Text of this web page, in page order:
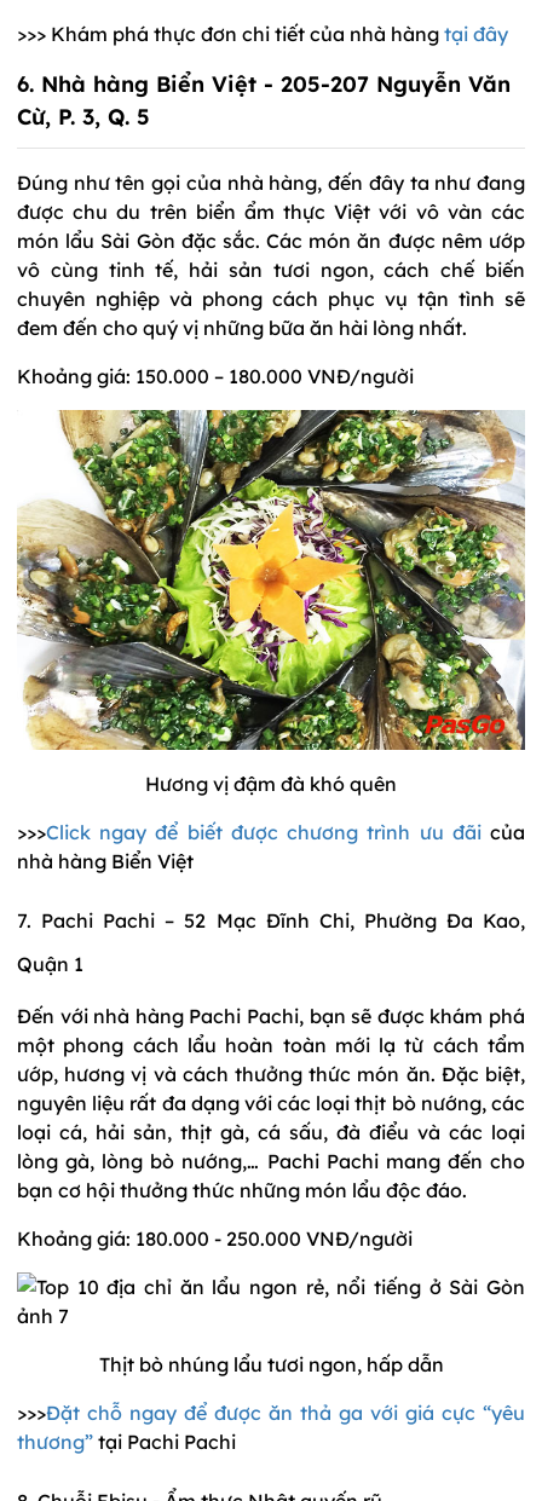
>>> Khám phá thực đơn chi tiết của nhà hàng tại đây
6. Nhà hàng Biển Việt - 205-207 Nguyễn Văn
Cừ, P. 3, Q. 5
Đúng như tên gọi của nhà hàng, đến đây ta như đang
được chu du trên biển ẩm thực Việt với vô vàn các
món lẩu Sài Gòn đặc sắc. Các món ăn được nêm ướp
vô cùng tinh tế, hải sản tươi ngon, cách chế biến
chuyên nghiệp và phong cách phục vụ tận tình sẽ
đem đến cho quý vị những bữa ăn hài lòng nhất.
Khoảng giá: 150.000 – 180.000 VNĐ/người
Hương vị đậm đà khó quên
>>>Click ngay để biết được chương trình ưu đãicủa
nhà hàng Biển Việt
7. Pachi Pachi – 52 Mạc Đĩnh Chi, Phường Đa Kao,
Quận 1
Đến với nhà hàng Pachi Pachi, bạn sẽ được khám phá
một phong cách lẩu hoàn toàn mới lạ từ cách tẩm
ướp, hương vị và cách thưởng thức món ăn. Đặc biệt,
nguyên liệu rất đa dạng với các loại thịt bò nướng, các
loại cá, hải sản, thịt gà, cá sấu, đà điểu và các loại
lòng gà, lòng bò nướng,… Pachi Pachi mang đến cho
bạn cơ hội thưởng thức những món lẩu độc đáo.
Khoảng giá: 180.000 - 250.000 VNĐ/người
Thịt bò nhúng lẩu tươi ngon, hấp dẫn
>>>Đặt chỗ ngay để được ăn thả ga với giá cực “yêu
thương” tại Pachi Pachi